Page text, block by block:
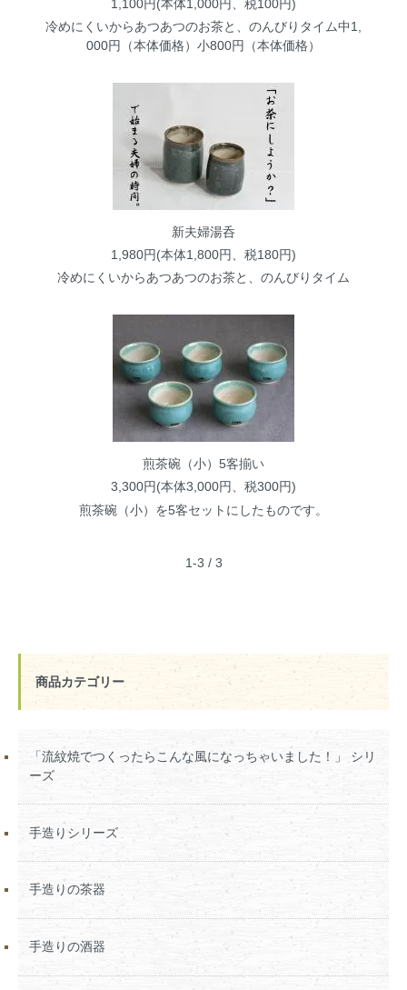
1,100円(本体1,000円、税100円)
冷めにくいからあつあつのお茶と、のんびりタイム中1,
000円（本体価格）小800円（本体価格）
新夫婦湯呑
1,980円(本体1,800円、税180円)
冷めにくいからあつあつのお茶と、のんびりタイム
煎茶碗（小）5客揃い
3,300円(本体3,000円、税300円)
煎茶碗（小）を5客セットにしたものです。
1-3 / 3
商品カテゴリー
「流紋焼でつくったらこんな風になっちゃいました！」 シリ
ーズ
手造りシリーズ
手造りの茶器
手造りの酒器